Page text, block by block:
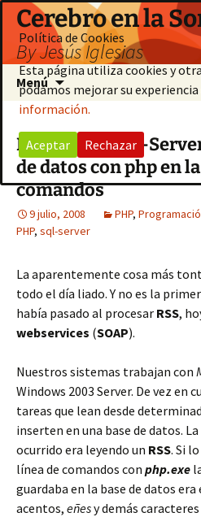
Saltar
contenido
Cerebro en la
By Jesús Iglesias
Menú
Insertar en Sql-
de datos con php en
comandos
9 julio, 2008 PHP,
PHP, sql-server
La aparentemente cosa más
todo el día liado. Y no es la
había pasado al procesar RSS,
webservices (SOAP).
Nuestros sistemas trabajan con
Windows 2003 Server. De vez en
tareas que lean desde
inserten en una base de datos.
ocurrido era leyendo un RSS. Si
línea de comandos con php.exe
guardaba en la base de datos
acentos, eñesy demás
Política de Cookies
Esta página utiliza cookies y
podamos mejorar su
información.
Aceptar Rechazar